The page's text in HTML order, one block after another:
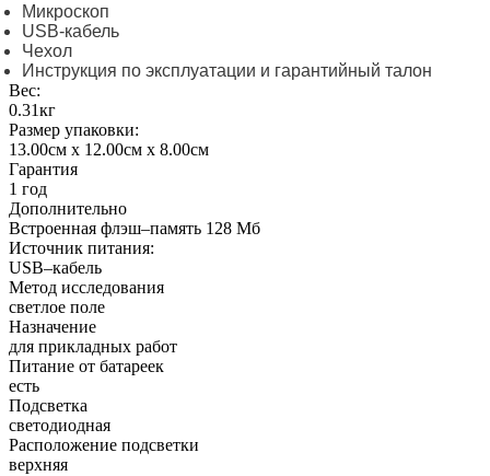
Микроскоп
USB-кабель
Чехол
Инструкция по эксплуатации и гарантийный талон
Вес:
0.31кг
Размер упаковки:
13.00см x 12.00см x 8.00см
Гарантия
1 год
Дополнительно
Встроенная флэш–память 128 Мб
Источник питания:
USB–кабель
Метод исследования
светлое поле
Назначение
для прикладных работ
Питание от батареек
есть
Подсветка
светодиодная
Расположение подсветки
верхняя